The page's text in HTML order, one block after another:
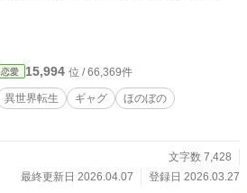
恋愛 15,994 位 / 66,369件
異世界転生 ギャグ
ほのぼの
文字数 7,428
最終更新日 2026.04.07
登録日 2026.03.27